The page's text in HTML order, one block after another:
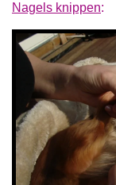
Nagels knippen: